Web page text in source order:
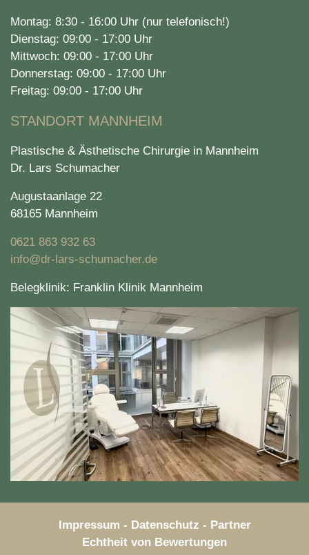
Montag: 8:30 - 16:00 Uhr (nur telefonisch!)
Dienstag: 09:00 - 17:00 Uhr
Mittwoch: 09:00 - 17:00 Uhr
Donnerstag: 09:00 - 17:00 Uhr
Freitag: 09:00 - 17:00 Uhr
STANDORT MANNHEIM
Plastische & Ästhetische Chirurgie in Mannheim
Dr. Lars Schumacher
Augustaanlage 22
68165 Mannheim
0621 863 932 63
info@dr-lars-schumacher.de
Belegklinik: Franklin Klinik Mannheim
Impressum - Datenschutz - Partner
Echtheit von Bewertungen